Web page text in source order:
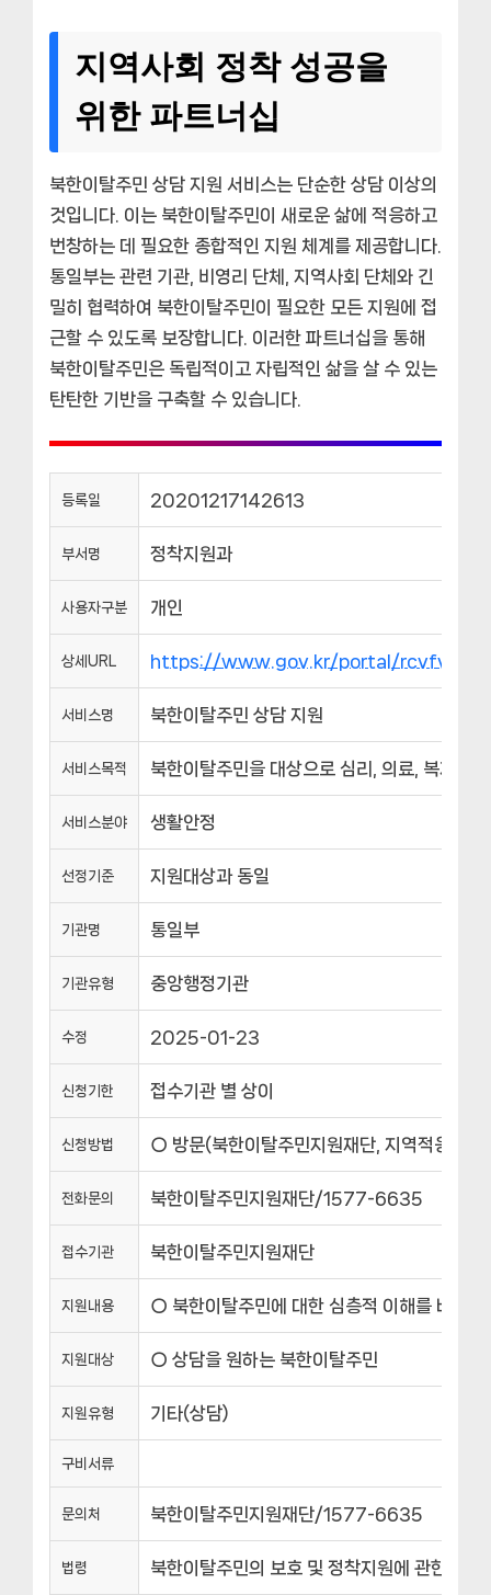
지역사회 정착 성공을
위한 파트너십
북한이탈주민 상담 지원 서비스는 단순한 상담 이상의
것입니다. 이는 북한이탈주민이 새로운 삶에 적응하고
번창하는 데 필요한 종합적인 지원 체계를 제공합니다.
통일부는 관련 기관, 비영리 단체, 지역사회 단체와 긴
밀히 협력하여 북한이탈주민이 필요한 모든 지원에 접
근할 수 있도록 보장합니다. 이러한 파트너십을 통해
북한이탈주민은 독립적이고 자립적인 삶을 살 수 있는
탄탄한 기반을 구축할 수 있습니다.
등록일 20201217142613
부서명 정착지원과
사용자구분 개인
상세URL https://www.gov.kr/portal/
서비스명 북한이탈주민 상담 지원
서비스목적 북한이탈주민을 대상으로 심리, 의료, 복지 등
서비스분야 생활안정
선정기준 지원대상과 동일
기관명 통일부
기관유형 중앙행정기관
수정 2025-01-23
신청기한 접수기관 별 상이
신청방법 ○ 방문(북한이탈주민지원재단, 지역적응
전화문의 북한이탈주민지원재단/1577-6635
접수기관 북한이탈주민지원재단
지원내용 ○ 북한이탈주민에 대한 심층적 이해를 바탕으
지원대상 ○ 상담을 원하는 북한이탈주민
지원유형 기타(상담)
구비서류
문의처 북한이탈주민지원재단/1577-6635
법령 북한이탈주민의 보호 및 정착지원에 관한 법